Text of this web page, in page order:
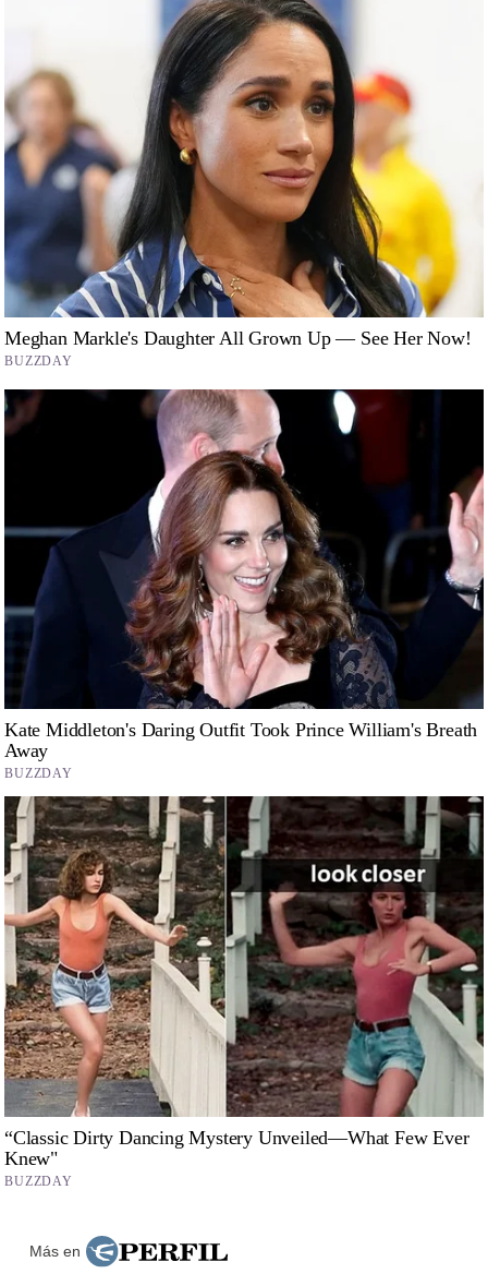
Más en